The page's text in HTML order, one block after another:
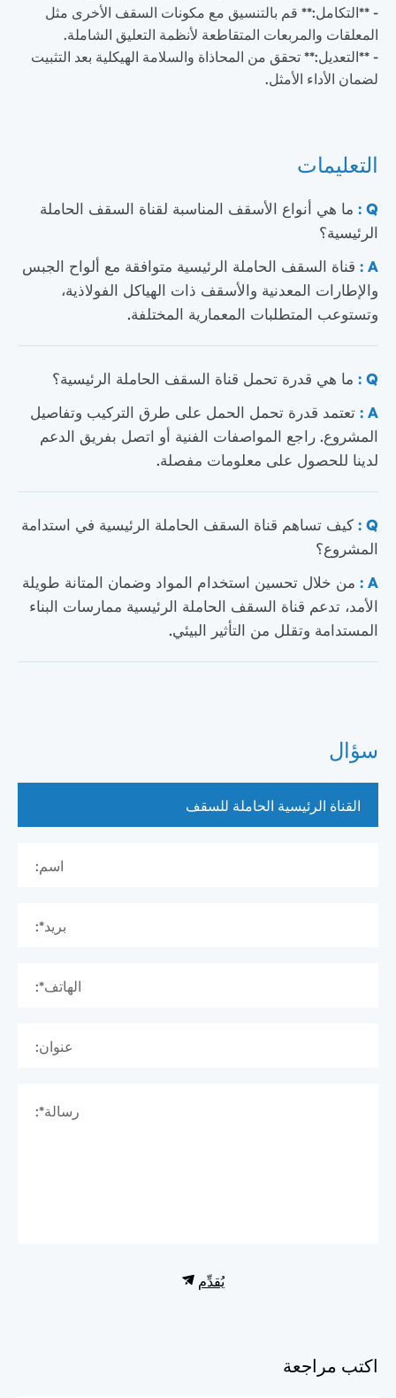
- **التكامل:** قم بالتنسيق مع مكونات السقف الأخرى مثل
المعلقات والمربعات المتقاطعة لأنظمة التعليق الشاملة.
- **التعديل:** تحقق من المحاذاة والسلامة الهيكلية بعد التثبيت
لضمان الأداء الأمثل.
التعليمات
Q :
ما هي أنواع الأسقف المناسبة لقناة السقف الحاملة
الرئيسية؟
A :
قناة السقف الحاملة الرئيسية متوافقة مع ألواح الجبس
والإطارات المعدنية والأسقف ذات الهياكل الفولاذية،
وتستوعب المتطلبات المعمارية المختلفة.
Q : ما هي قدرة تحمل قناة السقف الحاملة الرئيسية؟
A :
تعتمد قدرة تحمل الحمل على طرق التركيب وتفاصيل
المشروع. راجع المواصفات الفنية أو اتصل بفريق الدعم
لدينا للحصول على معلومات مفصلة.
Q :
كيف تساهم قناة السقف الحاملة الرئيسية في استدامة
المشروع؟
A :
من خلال تحسين استخدام المواد وضمان المتانة طويلة
الأمد، تدعم قناة السقف الحاملة الرئيسية ممارسات البناء
المستدامة وتقلل من التأثير البيئي.
سؤال
اسم:
بريد*:
الهاتف*:
عنوان:
رسالة*:
يُقدِّم
اكتب مراجعة